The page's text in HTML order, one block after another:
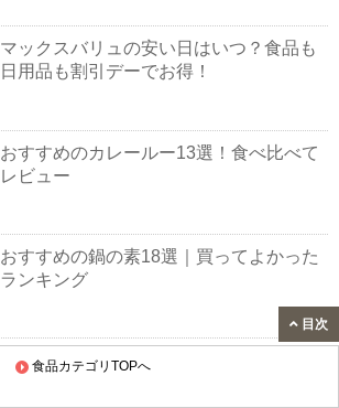
食品カテゴリTOPへ
マックスバリュの安い日はいつ？食品も
日用品も割引デーでお得！
おすすめのカレールー13選！食べ比べて
レビュー
おすすめの鍋の素18選｜買ってよかった
ランキング
オーケーのおすすめ商品11選！定番や人
目次